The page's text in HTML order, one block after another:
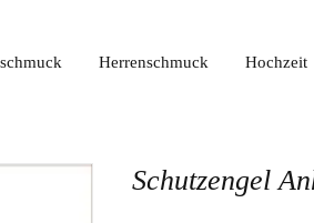
Schutzengel
Herrenschmuck Hochzeit